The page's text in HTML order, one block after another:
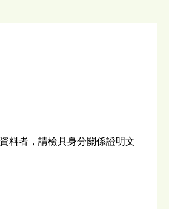
料者，請檢具身分關係證明文